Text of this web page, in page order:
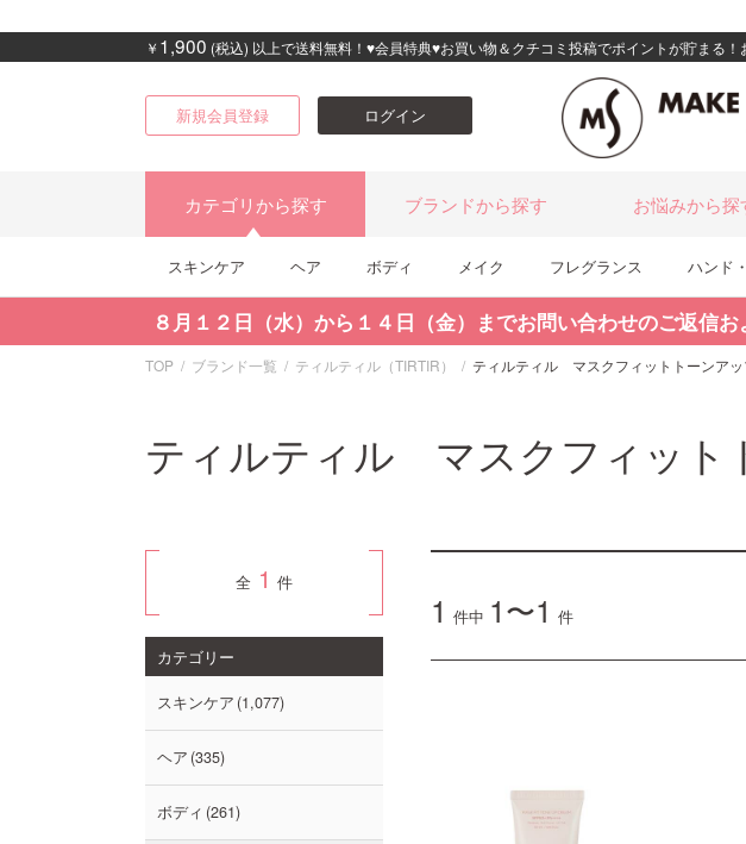
￥ 1,900 (税込) 以上で送料無料！♥会員特典♥お買い物＆クチコミ投稿でポイントが貯まる！
新規会員登録 ログイン
カテゴリから探す ブランドから探す お悩みから探
スキンケア ヘア ボディ メイク フレグランス ハンド
８月１２日（水）から１４日（金）までお問い合わせのご返信
TOP ブランド一覧 ティルティル（TIRTIR） ティルティル マスクフィットトーンアッ
ティルティル マスクフィット
1 件中 1〜1 件
全 1 件
カテゴリー
スキンケア 1,077
ヘア 335
ボディ 261